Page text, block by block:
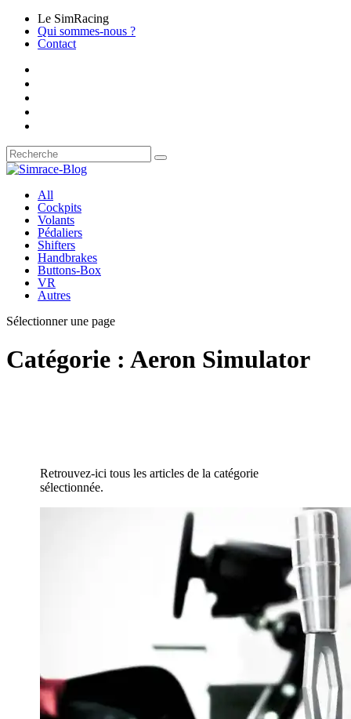
Le SimRacing
Qui sommes-nous ?
Contact
All
Cockpits
Volants
Pédaliers
Shifters
Handbrakes
Buttons-Box
VR
Autres
Sélectionner une page
Catégorie : Aeron Simulator
Retrouvez-ici tous les articles de la catégorie
sélectionnée.